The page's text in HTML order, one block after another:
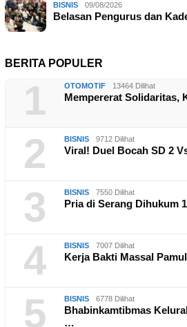
BISNIS 09/08/2026
Belasan Pengurus dan
BERITA POPULER
1 OTOMOTIF 13464 Dilihat
Mempererat Solidaritas,
2 BISNIS 9712 Dilihat
Viral! Duel Bocah SD 2
3 BISNIS 7550 Dilihat
Pria di Serang Dihukum
4 BISNIS 7007 Dilihat
Kerja Bakti Massal
5 BISNIS 6778 Dilihat
Bhabinkamtibmas
…